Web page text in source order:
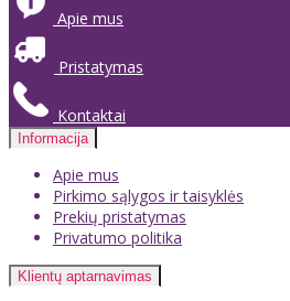
Apie mus
Pristatymas
Kontaktai
Informacija
Apie mus
Pirkimo sąlygos ir taisyklės
Prekių pristatymas
Privatumo politika
Klientų aptarnavimas